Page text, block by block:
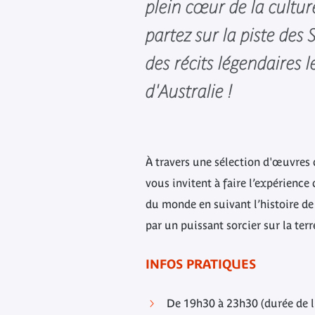
plein cœur de la
partez sur la piste des
des récits légendaires
d'Australie !
À travers une sélection d'œuvres
vous invitent à faire l’expérience
du monde en suivant l’histoire
par un puissant sorcier sur la
INFOS PRATIQUES
De 19h30 à 23h30 (durée